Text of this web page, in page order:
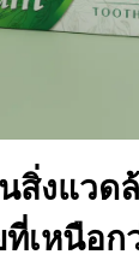
สิ่งแวด
เหนือก